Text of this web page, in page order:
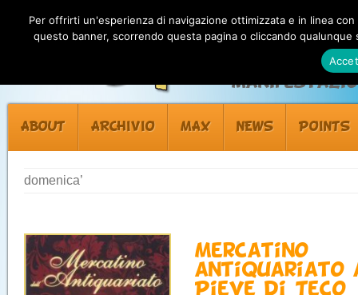
ABOUT ARCHIVIO MAX NEWS POINTS
domenica’
Mercatino
antiquariato
Pieve di Teco
Per offrirti un'esperienza di navigazione ottimizzata e in linea
questo banner, scorrendo questa pagina o cliccando